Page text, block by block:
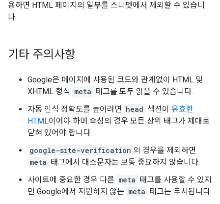
용하면 HTML 페이지의 일부를 스니펫에서 제외할 수 있습니
다.
기타 주의사항
Google은 페이지에 사용된 코드와 관계없이 HTML 및
XHTML 형식 meta 태그를 모두 읽을 수 있습니다.
자동 인식 정확도를 높이려면 head 섹션이 유효한
HTML이어야 하며 속성의 경우 모든 상위 태그가 제대로
닫혀 있어야 합니다.
google-site-verification 의 경우를 제외하면
meta 태그에서 대소문자는 보통 중요하지 않습니다.
사이트에 중요한 경우 다른 meta 태그를 사용할 수 있지
만 Google에서 지원하지 않는 meta 태그는 무시됩니다.